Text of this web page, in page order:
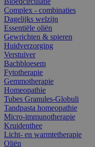
Complex - combinaties
Dagelijks welzijn
Essentiële oliën
Gewrichten & spieren
Huidverzorging
Verstuiver
Bachbloesem
Fytotherapie
Gemmotherapie
Homeopathie
Tubes Granules-Globuli
Tandpasta homeopathie
Micro-immunotherapie
Kruidenthee
Licht- en warmtetherapie
Oliën